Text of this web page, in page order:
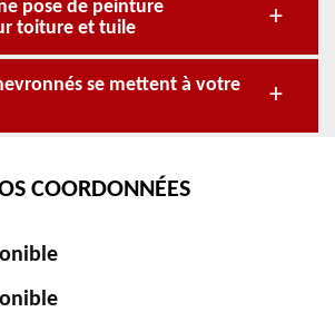
pose de peinture
toiture et tuile
se mettent à votre
COORDONNÉES